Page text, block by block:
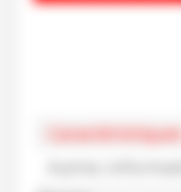
Caractéristiques